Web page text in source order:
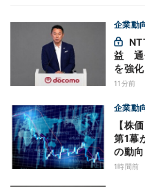
企業動
益 通
を強化
11分前
企業動
【株
第1幕
の動
1時間前